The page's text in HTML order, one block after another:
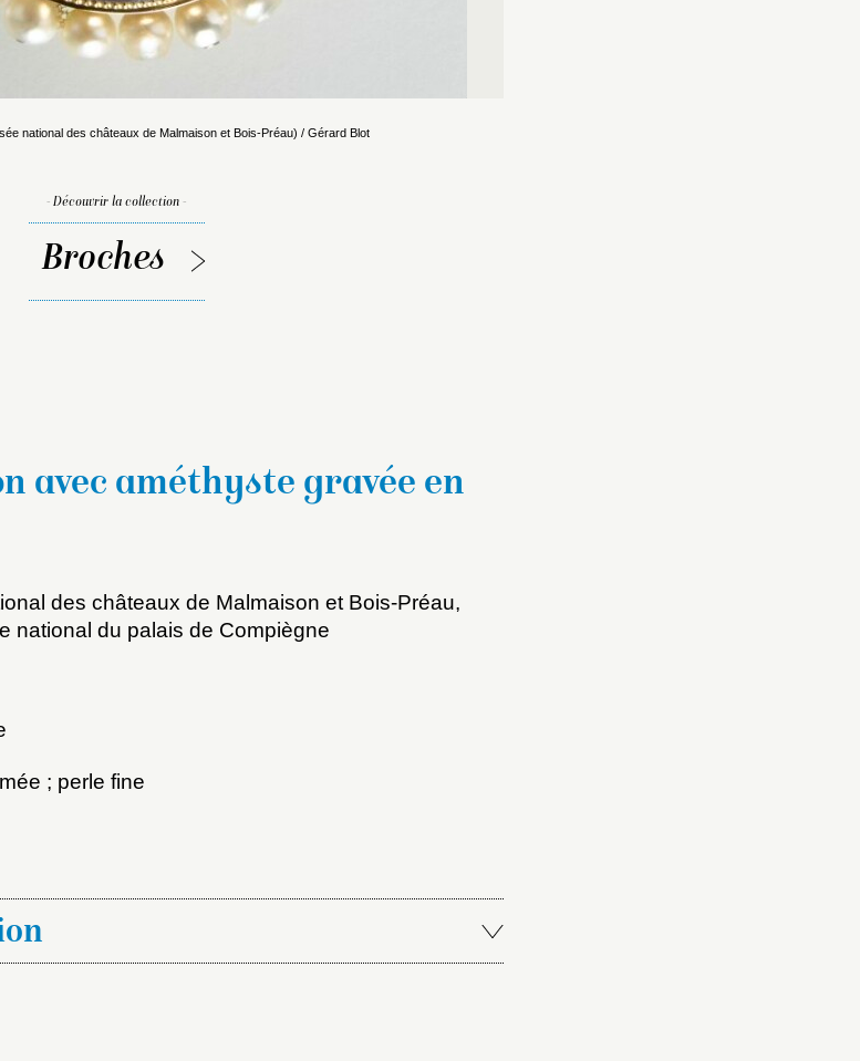
national des châteaux de Malmaison et Bois-Préau) / Gérard Blot
- Découvrir la collection -
Broches
avec améthyste gravée en
des châteaux de Malmaison et Bois-Préau,
national du palais de Compiègne
; perle fine
où ajouter la notice